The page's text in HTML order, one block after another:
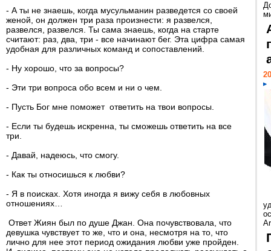
- А ты не знаешь, когда мусульманин разведется со своей
женой, он должен три раза произнести: я развелся,
развелся, развелся. Ты сама знаешь, когда на старте
считают: раз, два, три - все начинают бег. Эта цифра самая
удобная для различных команд и сопоставлений.
- Ну хорошо, что за вопросы?
- Эти три вопроса обо всем и ни о чем.
- Пусть Бог мне поможет ответить на твои вопросы.
- Если ты будешь искренна, ты сможешь ответить на все
три.
- Давай, надеюсь, что смогу.
- Как ты относишься к любви?
- Я в поисках. Хотя иногда я вижу себя в любовных
отношениях…
Ответ Жиян был по душе Джан. Она почувствовала, что
девушка чувствует то же, что и она, несмотря на то, что
лично для нее этот период ожидания любви уже пройден.